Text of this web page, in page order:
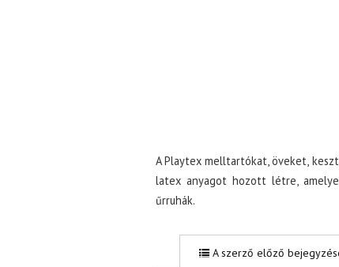
A Playtex melltartókat, öveket,
latex anyagot hozott létre,
űrruhák.
A szerző előző